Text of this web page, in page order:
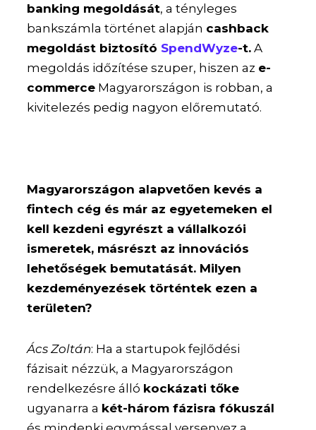
banking megoldását, a tényleges
bankszámla történet alapján cashback
megoldást biztosító SpendWyze-t. A
megoldás időzítése szuper, hiszen az e-
commerce Magyarországon is robban, a
kivitelezés pedig nagyon előremutató.
Magyarországon alapvetően kevés a
fintech cég és már az egyetemeken el
kell kezdeni egyrészt a vállalkozói
ismeretek, másrészt az innovációs
lehetőségek bemutatását. Milyen
kezdeményezések történtek ezen a
területen?
Ács Zoltán: Ha a startupok fejlődési
fázisait nézzük, a Magyarországon
rendelkezésre álló kockázati tőke
ugyanarra a két-három fázisra fókuszál